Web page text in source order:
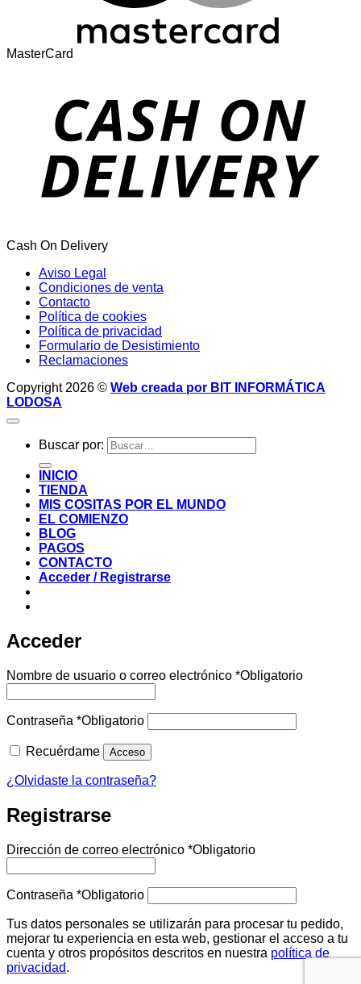
MasterCard
Cash On Delivery
Aviso Legal
Condiciones de venta
Contacto
Política de cookies
Política de privacidad
Formulario de Desistimiento
Reclamaciones
Copyright 2026 © Web creada por BIT INFORMÁTICA
LODOSA
Buscar por:
INICIO
TIENDA
MIS COSITAS POR EL MUNDO
EL COMIENZO
BLOG
PAGOS
CONTACTO
Acceder / Registrarse
Acceder
Nombre de usuario o correo electrónico *Obligatorio
Contraseña *Obligatorio
Recuérdame Acceso
¿Olvidaste la contraseña?
Registrarse
Dirección de correo electrónico *Obligatorio
Contraseña *Obligatorio
Tus datos personales se utilizarán para procesar tu pedido,
mejorar tu experiencia en esta web, gestionar el acceso a tu
cuenta y otros propósitos descritos en nuestra política de
privacidad.